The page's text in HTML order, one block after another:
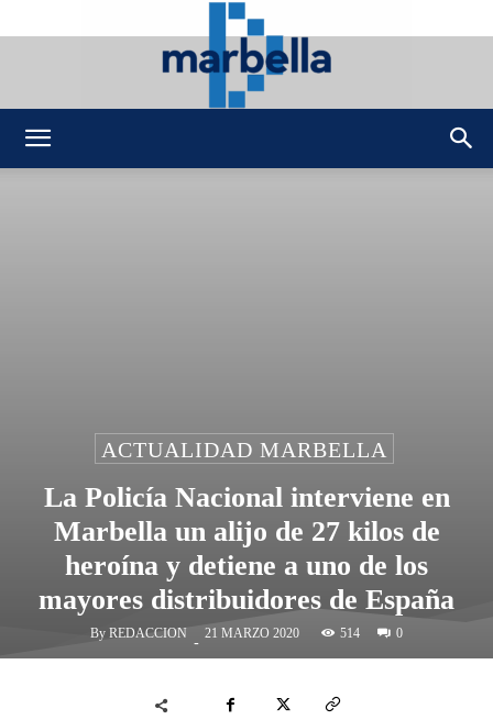
ACTUALIDAD MARBELLA
La Policía Nacional interviene en
Marbella un alijo de 27 kilos de
heroína y detiene a uno de los
mayores distribuidores de España
By REDACCION - 21 MARZO 2020 514 0